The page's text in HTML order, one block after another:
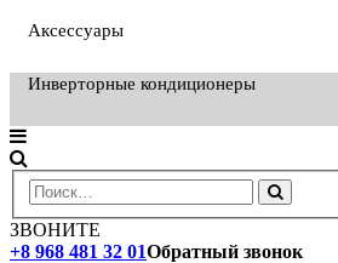
Аксессуары
Инверторные кондиционеры
ЗВОНИТЕ
+8 968 481 32 01Обратный звонок